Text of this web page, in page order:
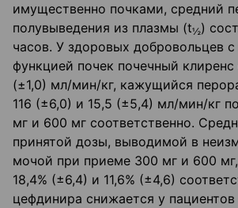
имущественно почками, средний
полувыведения из плазмы (t½)
часов. У здоровых добровольцев
функцией почек почечный клиренс
(±1,0) мл/мин/кг, кажущийся
116 (±6,0) и 15,5 (±5,4) мл/мин/кг
мг и 600 мг соответственно.
принятой дозы, выводимой в
мочой при приеме 300 мг и 600 мг,
18,4% (±6,4) и 11,6% (±4,6)
цефдинира снижается у